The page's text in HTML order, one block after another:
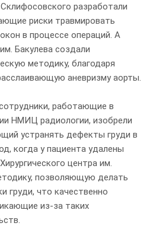
разработали
риски травмировать
в процессе операций. А
Бакулева создали
методику, благодаря
аневризму аорты.
работающие в
НМИЦ радиологии, изобрели
устранять дефекты груди в
когда у пациента удалены
центра им.
позволяющую делать
груди, что качественно
из-за таких